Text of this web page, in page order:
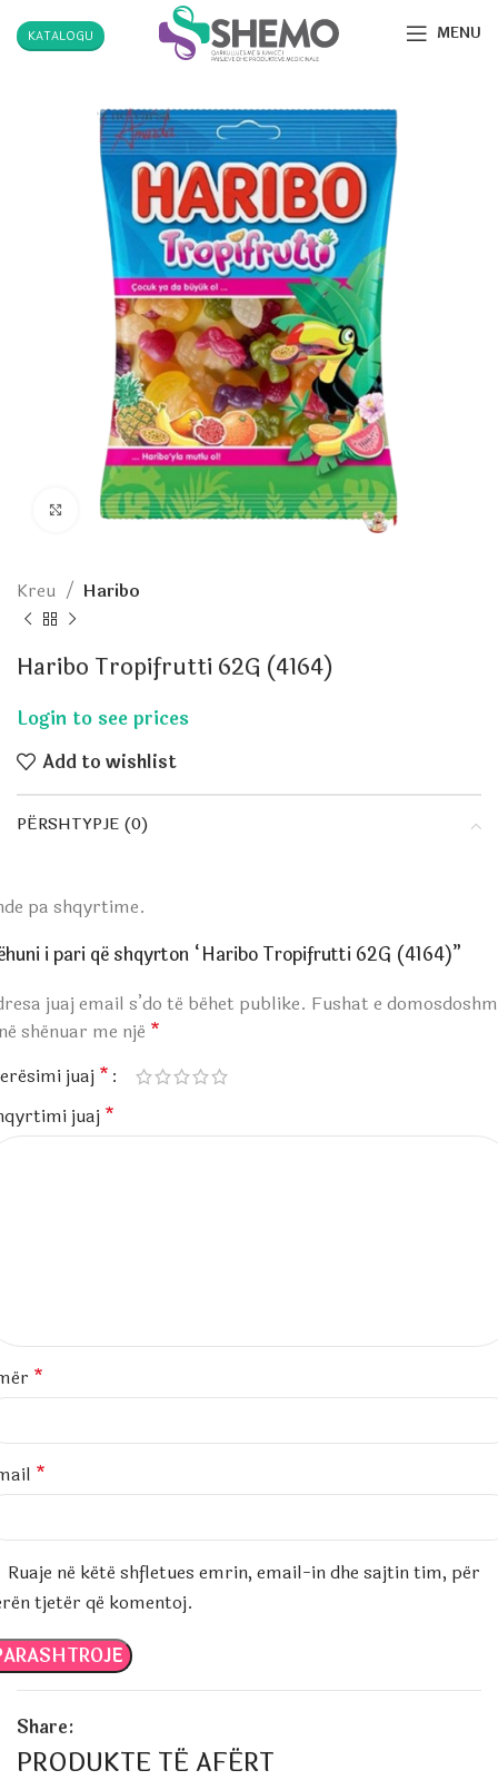
KATALOGU MENU
Click to enlarge
Kreu Haribo
Haribo Tropifrutti 62G (4164)
Add to wishlist
PËRSHTYPJE (0)
pa shqyrtime.
i pari që shqyrton “Haribo Tropifrutti 62G (4164)”
juaj email s’do të bëhet publike. Fushat e
shënuar me një *
juaj *
juaj *
*
*
Ruaje në këtë shfletues emrin, email-in dhe sajtin tim, për
tjetër që komentoj.
Share:
PRODUKTE TË AFËRT